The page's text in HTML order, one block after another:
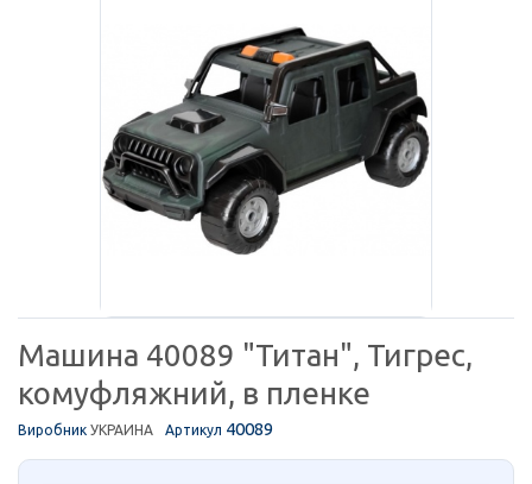
Машина 40089 "Титан", Тигрес,
комуфляжний, в пленке
Виробник УКРАИНА Артикул 40089